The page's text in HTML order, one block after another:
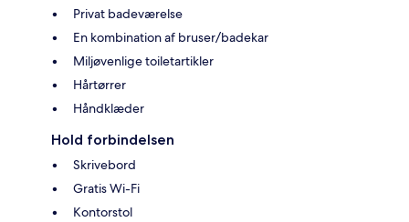
Privat badeværelse
En kombination af bruser/badekar
Miljøvenlige toiletartikler
Hårtørrer
Håndklæder
Hold forbindelsen
Skrivebord
Gratis Wi-Fi
Kontorstol